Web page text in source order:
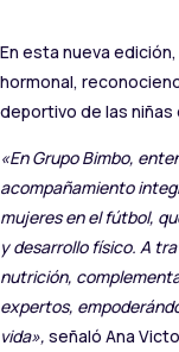
En esta nueva
hormonal,
deportivo de las
«En Grupo Bimbo,
acompañamiento
mujeres en el fútbol,
y desarrollo físico. A
nutrición,
expertos,
vida», señaló Ana